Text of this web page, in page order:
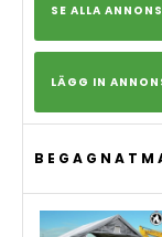
SE ALLA
LÄGG IN